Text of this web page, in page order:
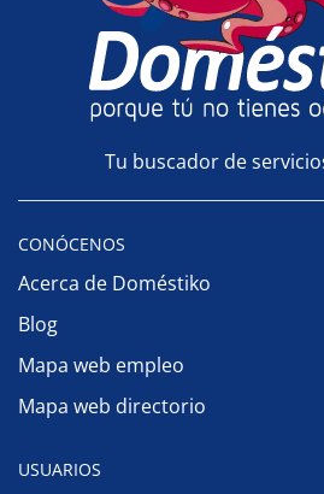
Tu buscador de
CONÓCENOS
Acerca de Doméstiko
Blog
Mapa web empleo
Mapa web directorio
USUARIOS